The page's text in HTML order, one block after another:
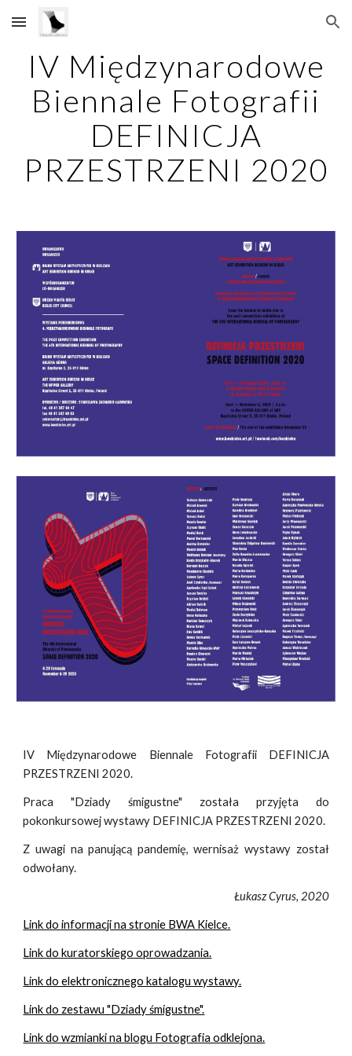
Skip to main content Skip to navigation
IV Międzynarodowe
Biennale Fotografii
DEFINICJA
PRZESTRZENI 2020
IV Międzynarodowe Biennale Fotografii DEFINICJA
PRZESTRZENI 2020.
Praca "Dziady śmigustne" została przyjęta do
pokonkursowej wystawy DEFINICJA PRZESTRZENI 2020.
Z uwagi na panującą pandemię, wernisaż wystawy został
odwołany.
Łukasz Cyrus, 2020
Link do informacji na stronie BWA Kielce.
Link do kuratorskiego oprowadzania.
Link do elektronicznego katalogu wystawy.
Link do zestawu "Dziady śmigustne".
Link do wzmianki na blogu Fotografia odklejona.